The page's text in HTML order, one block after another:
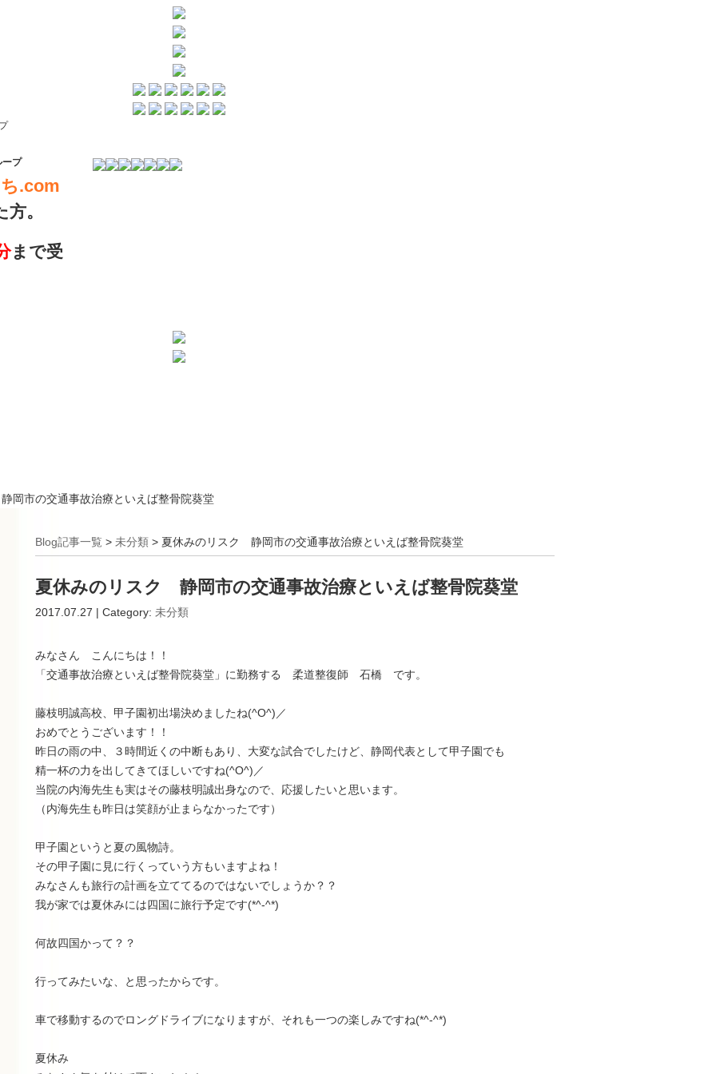
ープ
.com
。
まで受
岡市の交通事故治療といえば整骨院葵堂
Blog記事一覧 > 未分類 > 夏休みのリスク 静岡市の交通事故治療といえば整骨院葵堂
夏休みのリスク 静岡市の交通事故治療といえば整骨院葵堂
2017.07.27 | Category: 未分類
みなさん こんにちは！！
「交通事故治療といえば整骨院葵堂」に勤務する 柔道整復師 石橋 です。
藤枝明誠高校、甲子園初出場決めましたね(^O^)／
おめでとうございます！！
昨日の雨の中、３時間近くの中断もあり、大変な試合でしたけど、静岡代表として甲子園でも
精一杯の力を出してきてほしいですね(^O^)／
当院の内海先生も実はその藤枝明誠出身なので、応援したいと思います。
（内海先生も昨日は笑顔が止まらなかったです）
甲子園というと夏の風物詩。
その甲子園に見に行くっていう方もいますよね！
みなさんも旅行の計画を立ててるのではないでしょうか？？
我が家では夏休みには四国に旅行予定です(*^-^*)
何故四国かって？？
行ってみたいな、と思ったからです。
車で移動するのでロングドライブになりますが、それも一つの楽しみですね(*^-^*)
夏休み